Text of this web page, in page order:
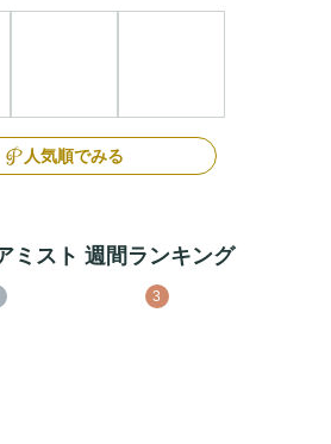
人気順でみる
ミスト 週間ランキング
3